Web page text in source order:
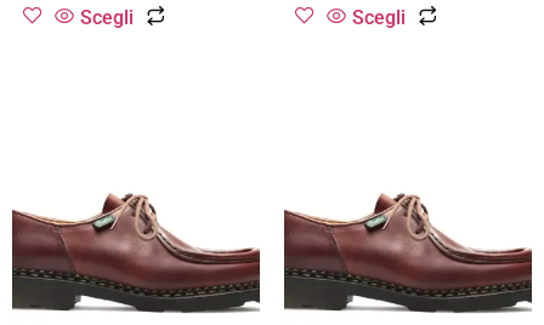
Scegli Scegli